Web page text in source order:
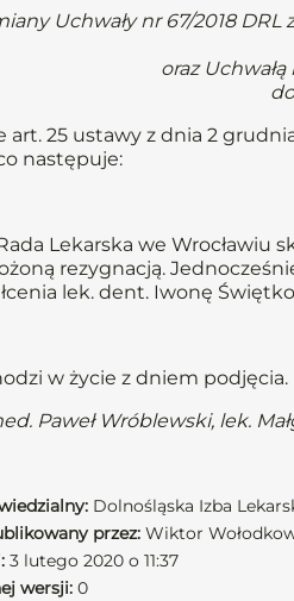
Uchwały nr 67/2018
oraz
art. 25 ustawy z dnia 2
następuje:
Lekarska we Wrocławiu
rezygnacją.
lek. dent. Iwonę
w życie z dniem podjęcia.
Paweł Wróblewski, lek.
Dolnośląska Izba
przez: Wiktor
3 lutego 2020 o 11:37
wersji: 0